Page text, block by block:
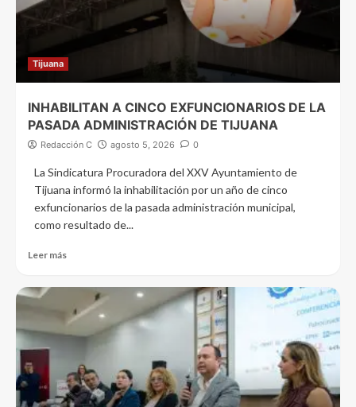
Tijuana
INHABILITAN A CINCO EXFUNCIONARIOS DE LA
PASADA ADMINISTRACIÓN DE TIJUANA
Redacción C agosto 5, 2026 0
La Sindicatura Procuradora del XXV Ayuntamiento de
Tijuana informó la inhabilitación por un año de cinco
exfuncionarios de la pasada administración municipal,
como resultado de...
Leer más